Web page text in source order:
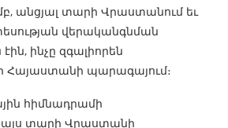
անցյալ տարի Վրաստանում եւ
վերականգնման
ինչը զգալիորեն
պարագայում։
հիմնադրամի
տարի Վրաստանի